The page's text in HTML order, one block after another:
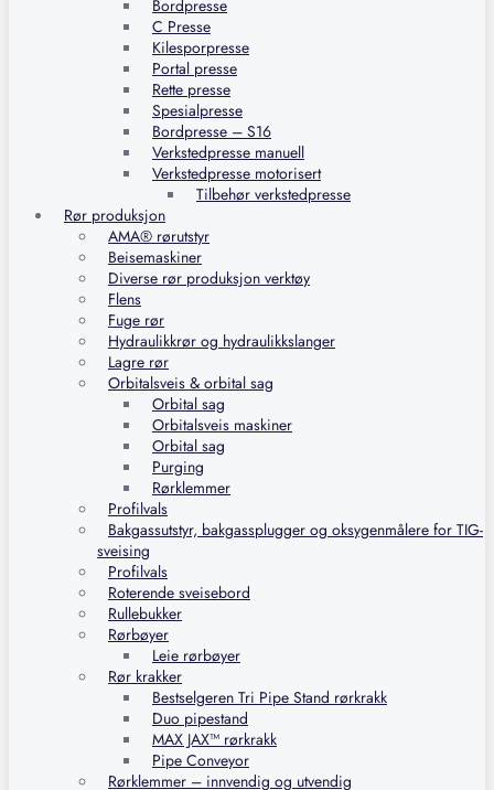
Bordpresse
C Presse
Kilesporpresse
Portal presse
Rette presse
Spesialpresse
Bordpresse – S16
Verkstedpresse manuell
Verkstedpresse motorisert
Tilbehør verkstedpresse
Rør produksjon
AMA® rørutstyr
Beisemaskiner
Diverse rør produksjon verktøy
Flens
Fuge rør
Hydraulikkrør og hydraulikkslanger
Lagre rør
Orbitalsveis & orbital sag
Orbital sag
Orbitalsveis maskiner
Orbital sag
Purging
Rørklemmer
Profilvals
Bakgassutstyr, bakgassplugger og oksygenmålere for TIG-
sveising
Profilvals
Roterende sveisebord
Rullebukker
Rørbøyer
Leie rørbøyer
Rør krakker
Bestselgeren Tri Pipe Stand rørkrakk
Duo pipestand
MAX JAX™ rørkrakk
Pipe Conveyor
Rørklemmer – innvendig og utvendig